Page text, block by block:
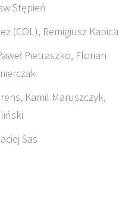
Stępień
(COL), Remigiusz Kapica
Pietraszko, Florian
Kamil Maruszczyk,
Sas